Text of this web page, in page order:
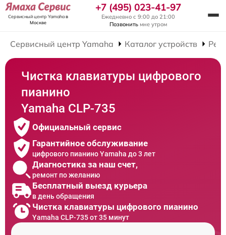
Сервисный центр Yamahaв
Москве
+7 (495) 023-41-97
Ежедневно с 9:00 до 21:00
Позвонить мне утром
Сервисный центр Yamaha Каталог устройств
Чистка клавиатуры цифрового
пианино
Yamaha CLP-735
Официальный сервис
Гарантийное обслуживание
цифрового пианино Yamaha до 3 лет
Диагностика за наш счет,
ремонт по желанию
Бесплатный выезд курьера
в день обращения
Чистка клавиатуры цифрового пианино
Yamaha CLP-735 от 35 минут